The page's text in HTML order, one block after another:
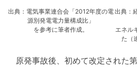
出典：電気事業連合会「2012年度の電
源別発電電力量構成比」
を参考に筆者作成。
出典：
エネル
た（
原発事故後、初めて改定された